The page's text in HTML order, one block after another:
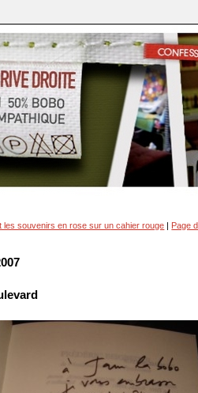
les souvenirs en rose sur un cahier rouge | Page